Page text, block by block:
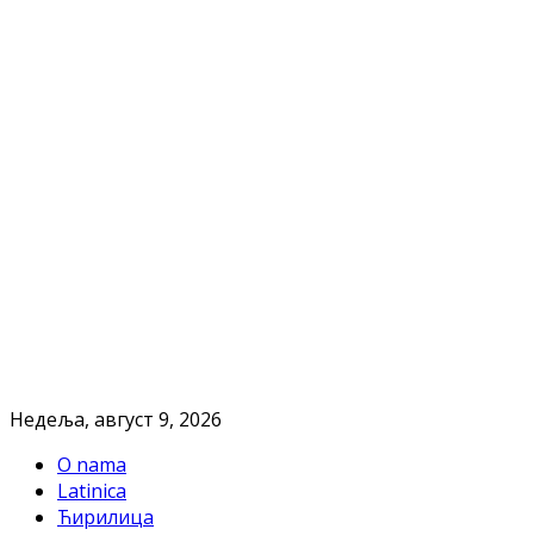
Недеља, август 9, 2026
O nama
Latinica
Ћирилица